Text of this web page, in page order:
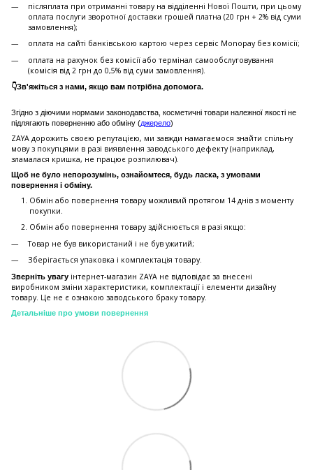
післяплата при отриманні товару на відділенні Нової Пошти, при цьому
оплата послуги зворотної доставки грошей платна (20 грн + 2% від суми
замовлення);
оплата на сайті банківською картою через сервіс Monopay без комісії;
оплата на рахунок без комісії або термінал самообслуговування
(комісія від 2 грн до 0,5% від суми замовлення).
👇Зв'яжіться з нами, якщо вам потрібна допомога.
Згідно з діючими нормами законодавства, косметичні товари належної якості не
підлягають поверненню або обміну (джерело)
ZAYA дорожить своєю репутацією, ми завжди намагаємося знайти спільну
мову з покупцями в разі виявлення заводського дефекту (наприклад,
зламалася кришка, не працює розпилювач).
Щоб не було непорозумінь, ознайомтеся, будь ласка, з умовами
повернення і обміну.
Обмін або повернення товару можливий протягом 14 днів з моменту
покупки.
Обмiн або повернення товару здійснюється в разі якщо:
Товар не був використаний і не був ужитий;
Зберiгається упаковка і комплектація товару.
Зверніть увагу інтернет-магазин ZAYA не відповідає за внесені
виробником зміни характеристики, комплектації і елементи дизайну
товару. Це не є ознакою заводського браку товару.
Детальніше про умови повернення